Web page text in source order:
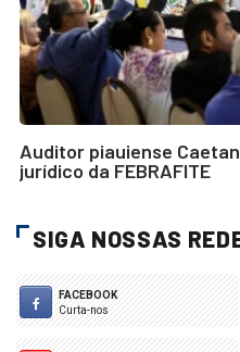
Auditor piauiense
jurídico da FEBRAFITE
SIGA NOSSAS
FACEBOOK
Curta-nos